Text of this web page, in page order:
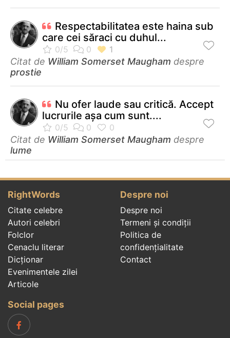
Respectabilitatea este haina sub
care cei săraci cu duhul...
Citat de William Somerset Maugham despre
prostie
Nu ofer laude sau critică. Accept
lucrurile aşa cum sunt....
Citat de William Somerset Maugham despre
lume
RightWords
Citate celebre
Autori celebri
Folclor
Cenaclu literar
Dicționar
Evenimentele zilei
Articole
Despre noi
Despre noi
Termeni și condiții
Politica de
confidenţialitate
Contact
Social pages